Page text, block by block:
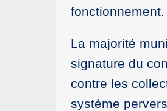
fonctionnement.
La majorité
signature du
contre les
système